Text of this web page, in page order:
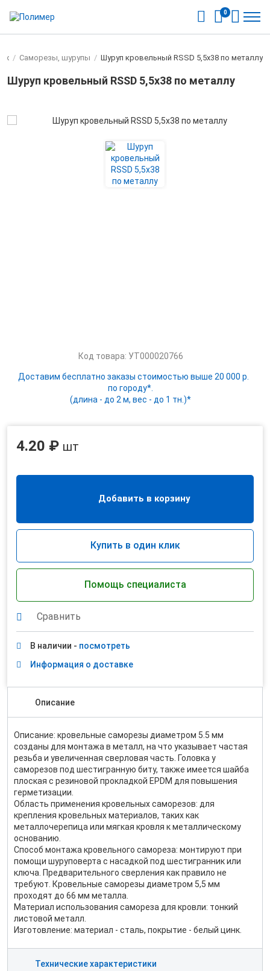
0
/ Саморезы, шурупы / Шуруп кровельный RSSD 5,5х38 по металлу
Шуруп кровельный RSSD 5,5х38 по металлу
Код товара: УТ000020766
Доставим бесплатно заказы стоимостью выше 20 000 р.
по городу*.
(длина - до 2 м, вес - до 1 тн.)*
4.20 ₽ шт
Добавить в корзину
Купить в один клик
Помощь специалиста
Сравнить
В наличии - посмотреть
Информация о доставке
Описание
Описание: кровельные саморезы диаметром 5.5 мм
созданы для монтажа в металл, на что указывает частая
резьба и увеличенная сверловая часть. Головка у
саморезов под шестигранную биту, также имеется шайба
плоская с резиновой прокладкой EPDM для повышения
герметизации.
Область применения кровельных саморезов: для
крепления кровельных материалов, таких как
металлочерепица или мягкая кровля к металлическому
основанию.
Способ монтажа кровельного самореза: монтируют при
помощи шуруповерта с насадкой под шестигранник или
ключа. Предварительного сверления как правило не
требуют. Кровельные саморезы диаметром 5,5 мм
проходят до 66 мм металла.
Материал использования самореза для кровли: тонкий
листовой металл.
Изготовление: материал - сталь, покрытие - белый цинк.
Технические характеристики